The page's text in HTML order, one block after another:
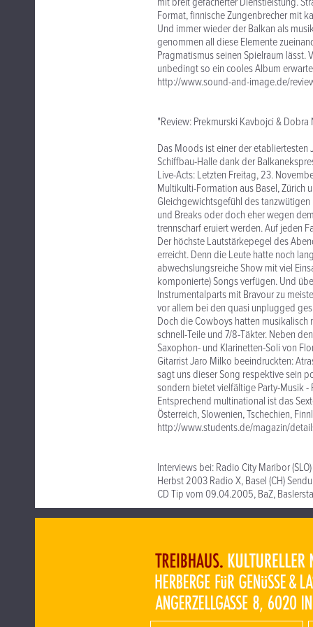
Format, finnische Zungenbrecher mit
Und immer wieder der Balkan als
genommen all diese Elemente
Pragmatismus seinen Spielraum
unbedingt so ein cooles Album
http://www.sound-and-image.de/
"Review: Prekmurski Kavbojci & Dobra
Das Moods ist einer der etabliertesten
Schiffbau-Halle dank der
Live-Acts: Letzten Freitag, 23.
Multikulti-Formation aus Basel, Zürich
Gleichgewichtsgefühl des
und Breaks oder doch eher wegen
trennscharf eruiert werden. Auf jeden
Der höchste Lautstärkepegel des
erreicht. Denn die Leute hatte noch
abwechslungsreiche Show mit viel
komponierte) Songs verfügen. Und
Instrumentalparts mit Bravour zu
vor allem bei den quasi unplugged
Doch die Cowboys hatten
schnell-Teile und 7/8-Täkter. Neben
Saxophon- und Klarinetten-Soli von
Gitarrist Jaro Milko beeindruckten:
sagt uns dieser Song respektive sein
sondern bietet vielfältige Party-Musik -
Entsprechend multinational ist das
Österreich, Slowenien, Tschechien,
http://www.students.de/magazin/
Interviews bei: Radio City Maribor
Herbst 2003 Radio X, Basel (CH)
CD Tip vom 09.04.2005, BaZ,